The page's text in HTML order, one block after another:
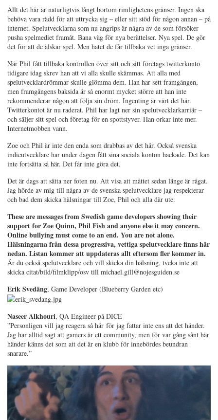
Allt det här är naturligtvis långt bortom rimlighetens gränser. Ingen ska
behöva vara rädd för att uttrycka sig – eller sitt stöd för någon annan – på
internet. Spelutvecklarna som nu angrips är några av de som försöker
pusha spelmediet framåt. Bana väg för nya berättelser. Nya spel. De gör
det för att de älskar spel. Men hatet de får tillbaka vet inga gränser.
När Phil fått tillbaka kontrollen över sitt och sitt företags twitterkonto
tidigare idag skrev han att vi alla skulle skämmas. Att alla med
spelutvecklardrömmar skulle glömma dem. Han har sett framgången,
men framgångens baksida är så enormt mycket större att han inte
rekommenderar någon att följa sin dröm. Ingenting är värt det här.
Twitterkontot är nu raderat. Phil har lagt ner sin spelutvecklarkarriär –
och säljer sitt spel och företag för en spottstyver. Han orkar inte mer.
Internetmobben vann.
Zoe och Phil är inte den enda som drabbas av det här. Också svenska
indieutvecklare har under dagen fått sina sociala konton hackade. Det kan
inte fortsätta så här. Det får inte göra det.
Det är dags att sätta ner foten nu. Att visa att måttet sedan länge är rågat.
Jag hörde av mig till några av de svenska spelutvecklare jag respekterar
och bad dem skicka hälsningar till Zoe, Phil och alla där ute.
These are messages from Swedish game developers showing their
support for Zoe Quinn, Phil Fish and anyone else it may concern.
Online bullying must come to an end. You are not alone.
Hälsningarna från dessa progressiva, vettiga spelutvecklare finns här
nedan. Listan kommer att uppdateras allt eftersom fler kommer in.
Är du också spelutvecklare och vill skicka din hälsning, tveka inte att
skicka citat/bild/filmklipp/osv till michael.gill@nojesguiden.se
Erik Svedäng, Game Developer (Blueberry Garden etc)
Naseer Alkhouri, QA Engineer på DICE
”Personligen vill jag reagera så här för jag fattar inte ens att det händer.
Jag har alltid sagt att gamers är ett community, men för var gång sånt här
händer känns det som att det är en klubb för innebördes beundran
snarare.”